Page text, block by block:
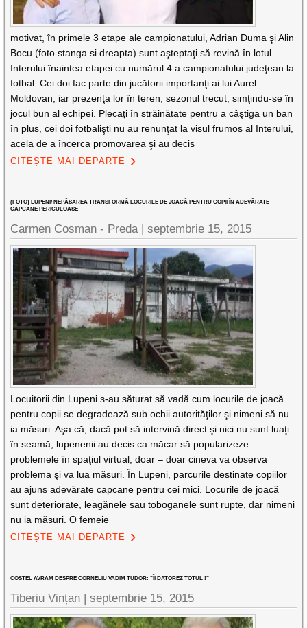
motivat, în primele 3 etape ale campionatului, Adrian Duma şi Alin
Bocu (foto stanga si dreapta) sunt aşteptaţi să revină în lotul
Interului înaintea etapei cu numărul 4 a campionatului judeţean la
fotbal. Cei doi fac parte din jucătorii importanţi ai lui Aurel
Moldovan, iar prezenţa lor în teren, sezonul trecut, simţindu-se în
jocul bun al echipei. Plecaţi în străinătate pentru a câştiga un ban
în plus, cei doi fotbalişti nu au renunţat la visul frumos al Interului,
acela de a încerca promovarea şi au decis
CITEȘTE MAI DEPARTE
(FOTO) LUPENI/ NEPĂSAREA TRANSFORMĂ LOCURILE DE JOACĂ PENTRU COPII ÎN ADEVĂRATE
CAPCANE PERICULOASE
Carmen Cosman - Preda |septembrie 15, 2015
Locuitorii din Lupeni s-au săturat să vadă cum locurile de joacă
pentru copii se degradează sub ochii autorităţilor şi nimeni să nu
ia măsuri. Aşa că, dacă pot să intervină direct şi nici nu sunt luaţi
în seamă, lupenenii au decis ca măcar să popularizeze
problemele în spaţiul virtual, doar – doar cineva va observa
problema şi va lua măsuri. În Lupeni, parcurile destinate copiilor
au ajuns adevărate capcane pentru cei mici. Locurile de joacă
sunt deteriorate, leagănele sau toboganele sunt rupte, dar nimeni
nu ia măsuri. O femeie
CITEȘTE MAI DEPARTE
COSTEL AVRAM DESPRE CORNELIU VADIM TUDOR: ”ÎI DATOREZ TOTUL !”
Tiberiu Vințan |septembrie 15, 2015